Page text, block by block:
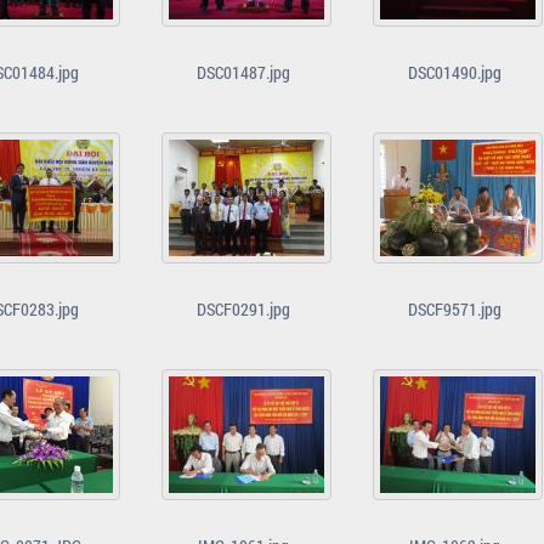
DSC01487.jpg DSC01490.jpg
DSCF0291.jpg DSCF9571.jpg